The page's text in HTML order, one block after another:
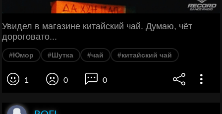
Увидел в магазине китайский чай. Думаю, чёт
дороговато...
#Юмор #Шутка #чай #китайский чай
1 0 0